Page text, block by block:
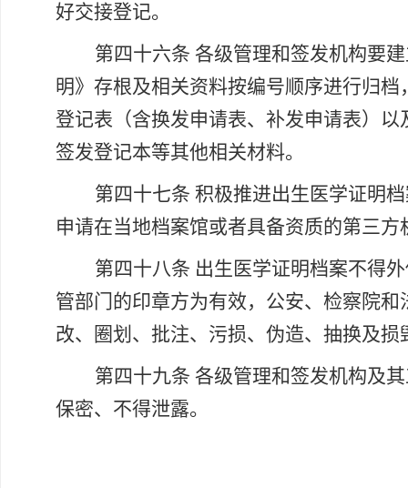
好交接登记。
第四十六条 各级管理和签发机构要
明》存根及相关资料按编号顺序进行归
登记表（含换发申请表、补发申请表）
签发登记本等其他相关材料。
第四十七条 积极推进出生医学证明
申请在当地档案馆或者具备资质的第三方
第四十八条 出生医学证明档案不得
管部门的印章方为有效，公安、检察院
改、圈划、批注、污损、伪造、抽换及
第四十九条 各级管理和签发机构及
保密、不得泄露。